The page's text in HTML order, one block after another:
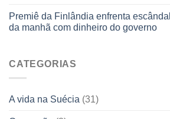
Premiê da Finlândia enfrenta
da manhã com dinheiro do governo
CATEGORIAS
A vida na Suécia (31)